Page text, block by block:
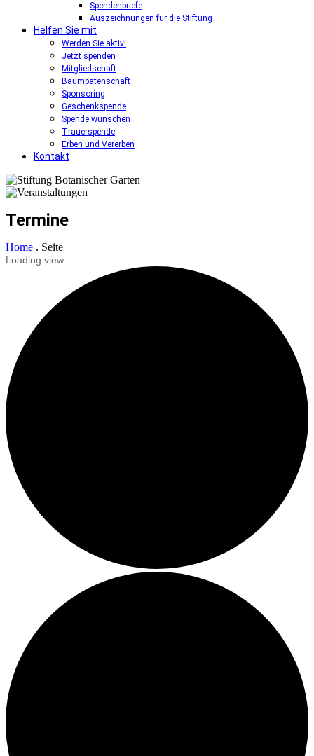
Spendenbriefe
Auszeichnungen für die Stiftung
Helfen Sie mit
Werden Sie aktiv!
Jetzt spenden
Mitgliedschaft
Baumpatenschaft
Sponsoring
Geschenkspende
Spende wünschen
Trauerspende
Erben und Vererben
Kontakt
Termine
Home . Seite
Loading view.